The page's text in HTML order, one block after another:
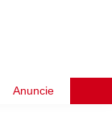
Anuncie